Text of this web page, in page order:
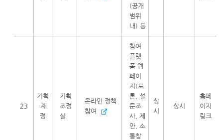
(공개
범위
내) 등
23
기획
·재
정
기획
조정
실
온라인 정책
참여
참여
플랫
폼 웹
페이
지(토
론, 설
문조
사, 제
안, 소
통창
상
시
상시
홈페
이지
링크